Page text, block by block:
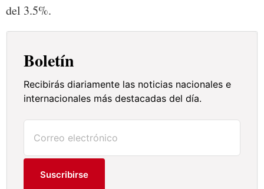
del 3.5%.
Boletín
Recibirás diariamente las noticias nacionales e
internacionales más destacadas del día.
Suscribirse